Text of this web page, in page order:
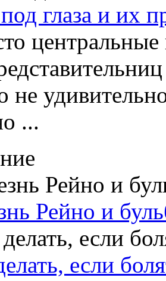
глаза и их
не
...
Рейно и
если